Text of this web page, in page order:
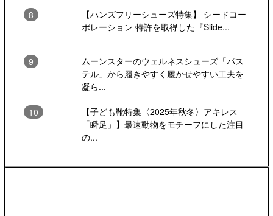
【ハンズフリーシューズ特集】 シードコー
ポレーション 特許を取得した『Slide...
ムーンスターのウェルネスシューズ「パス
テル」から履きやすく履かせやすい工夫を
凝ら...
【子ども靴特集〈2025年秋冬〉アキレス
「瞬足」】最速動物をモチーフにした注目
の...